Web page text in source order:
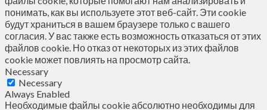
понимать, как вы используете этот веб-сайт. Эти cookie
будут храниться в вашем браузере только с вашего
согласия. У вас также есть возможность отказаться от этих
файлов cookie. Но отказ от некоторых из этих файлов
cookie может повлиять на просмотр сайта.
Necessary
Necessary
Always Enabled
Необходимые файлы cookie абсолютно необходимы для